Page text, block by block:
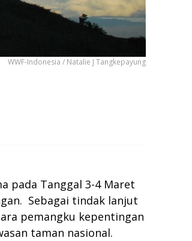
WWF-Indonesia / Natalie J Tangkepayung
pada Tanggal 3-4 Maret
Sebagai tindak lanjut
pemangku kepentingan
taman nasional.